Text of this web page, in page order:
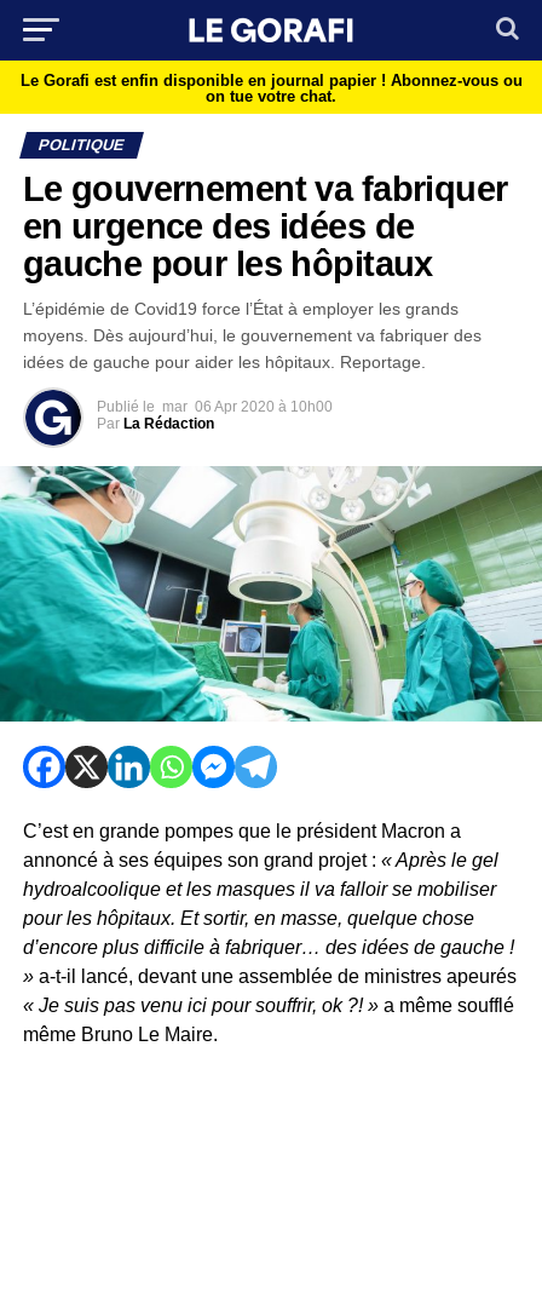
Le Gorafi est enfin disponible en journal papier ! Abonnez-vous ou
on tue votre chat.
POLITIQUE
Le gouvernement va fabriquer
en urgence des idées de
gauche pour les hôpitaux
L’épidémie de Covid19 force l’État à employer les grands
moyens. Dès aujourd’hui, le gouvernement va fabriquer des
idées de gauche pour aider les hôpitaux. Reportage.
Publié le mar 06 Apr 2020 à 10h00
Par La Rédaction
C’est en grande pompes que le président Macron a
annoncé à ses équipes son grand projet : « Après le gel
hydroalcoolique et les masques il va falloir se mobiliser
pour les hôpitaux. Et sortir, en masse, quelque chose
d’encore plus difficile à fabriquer… des idées de gauche !
»a-t-il lancé, devant une assemblée de ministres apeurés
« Je suis pas venu ici pour souffrir, ok ?! »a même soufflé
même Bruno Le Maire.